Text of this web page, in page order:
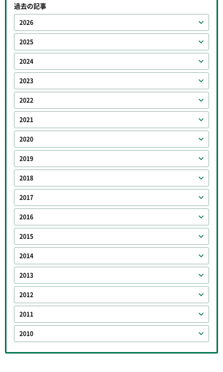
過去の記事
2026
2025
2024
2023
2022
2021
2020
2019
2018
2017
2016
2015
2014
2013
2012
2011
2010